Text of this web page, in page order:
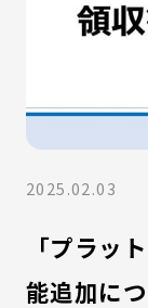
2025.02.03
「プラッ
能追加に